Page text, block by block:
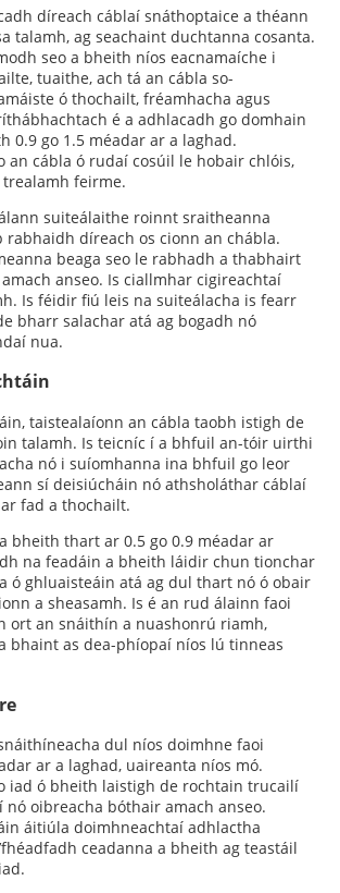
díreach cáblaí snáthoptaice a théann
talamh, ag seachaint duchtanna cosanta.
seo a bheith níos eacnamaíche i
tuaithe, ach tá an cábla so-
ó thochailt, fréamhacha agus
é a adhlacadh go domhain
0.9 go 1.5 méadar ar a laghad.
an cábla ó rudaí cosúil le hobair chlóis,
feirme.
suiteálaithe roinnt sraitheanna
díreach os cionn an chábla.
beaga seo le rabhadh a thabhairt
anseo. Is ciallmhar cigireachtaí
Is féidir fiú leis na suiteálacha is fearr
bharr salachar atá ag bogadh nó
nua.
taistealaíonn an cábla taobh istigh de
talamh. Is teicníc í a bhfuil an-tóir uirthi
nó i suíomhanna ina bhfuil go leor
sí deisiúcháin nó athsholáthar cáblaí
fad a thochailt.
bheith thart ar 0.5 go 0.9 méadar ar
na feadáin a bheith láidir chun tionchar
ó ghluaisteáin atá ag dul thart nó ó obair
a sheasamh. Is é an rud álainn faoi
ort an snáithín a nuashonrú riamh,
bhaint as dea-phíopaí níos lú tinneas
dul níos doimhne faoi
ar a laghad, uaireanta níos mó.
iad ó bheith laistigh de rochtain trucailí
oibreacha bóthair amach anseo.
áitiúla doimhneachtaí adhlactha
ceadanna a bheith ag teastáil